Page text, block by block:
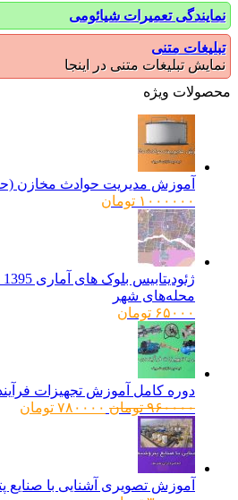
تعمیرات شیائومی
متنی
تبلیغات متنی در اینجا
ویژه
آموزش مدیریت حوادث مخازن
۱۰۰۰۰۰۰ تومان
ژئودیتابیس
محله‌های شهر
۶۵۰۰۰ تومان
دوره کامل آموزش تجهیزات فرآیندی
۹۶۰۰۰۰ تومانقیمت
۷۸۰۰۰۰ تومانقیمت
آموزش تصویری آشنایی با صنایع